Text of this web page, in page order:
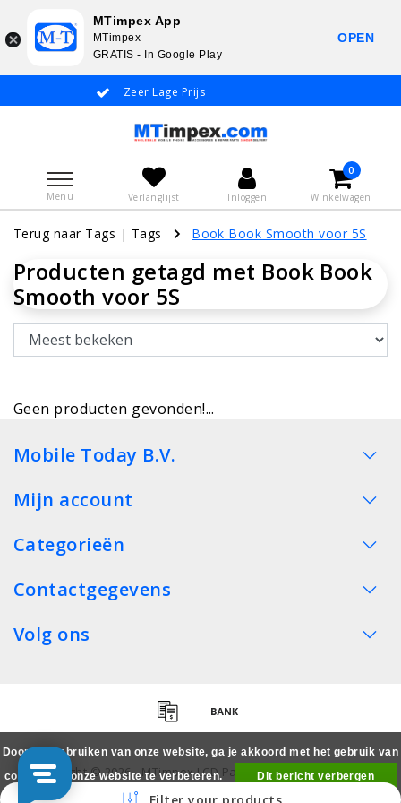
Zeer Lage Prijs
Menu Verlanglijst Inloggen
0
Winkelwagen
Terug naar Tags | Tags Book Book Smooth voor 5S
Producten getagd met Book Book
Smooth voor 5S
Geen producten gevonden!...
Mobile Today B.V.
Mijn account
Categorieën
Contactgegevens
Volg ons
Copyright © 2026 - MTimpex LCD Parts Cases Groothandel
Smartphone - All rights reserved
Door het gebruiken van onze website, ga je akkoord met het gebruik van
cookies om onze website te verbeteren.
Dit bericht verbergen
Meer over cookies »
MTimpex App
MTimpex
GRATIS - In Google Play
OPEN